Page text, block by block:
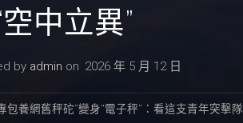
空中立異”
by admin on 2026 年 5 月 12 日
包養網舊秤砣”變身“電子秤”：看這支青年突擊